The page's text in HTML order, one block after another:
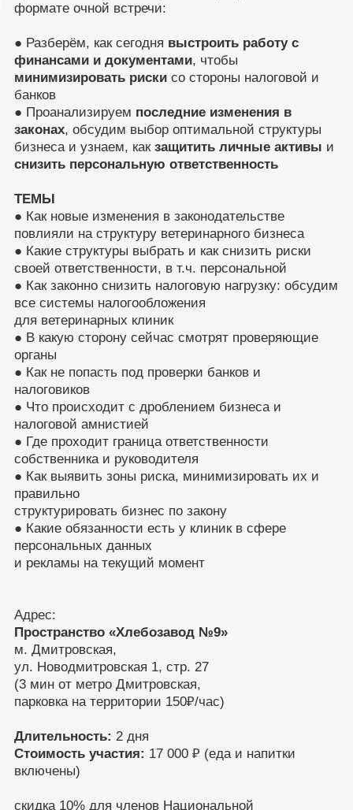
формате очной встречи:
● Разберём, как сегодня выстроить работу с
финансами и документами, чтобы
минимизировать рискисо стороны налоговой и
банков
● Проанализируем последние изменения в
законах, обсудим выбор оптимальной структуры
бизнеса и узнаем, как защитить личные активы и
снизить персональную ответственность
ТЕМЫ
● Как новые изменения в законодательстве
повлияли на структуру ветеринарного бизнеса
● Какие структуры выбрать и как снизить риски
своей ответственности, в т.ч. персональной
● Как законно снизить налоговую нагрузку: обсудим
все системы налогообложения
для ветеринарных клиник
● В какую сторону сейчас смотрят проверяющие
органы
● Как не попасть под проверки банков и
налоговиков
● Что происходит с дроблением бизнеса и
налоговой амнистией
● Где проходит граница ответственности
собственника и руководителя
● Как выявить зоны риска, минимизировать их и
правильно
структурировать бизнес по закону
● Какие обязанности есть у клиник в сфере
персональных данных
и рекламы на текущий момент
Адрес:
Пространство «Хлебозавод №9»
м. Дмитровская,
ул. Новодмитровская 1, стр. 27
(3 мин от метро Дмитровская,
парковка на территории 150₽/час)
Длительность: 2 дня
Стоимость участия: 17 000 ₽ (еда и напитки
включены)
скидка 10% для членов Национальной